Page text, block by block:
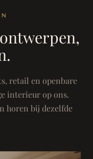
retail en openbare
interieur op ons.
horen bij dezelfde